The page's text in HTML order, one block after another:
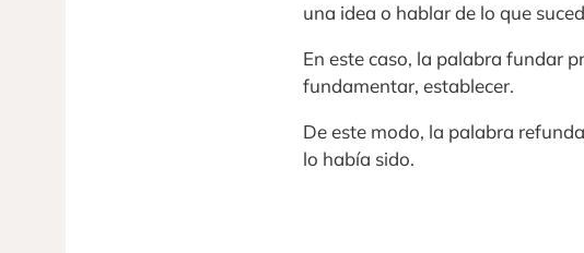
una idea o hablar de lo que
En este caso, la palabra fundar
fundamentar, establecer.
De este modo, la palabra
lo había sido.